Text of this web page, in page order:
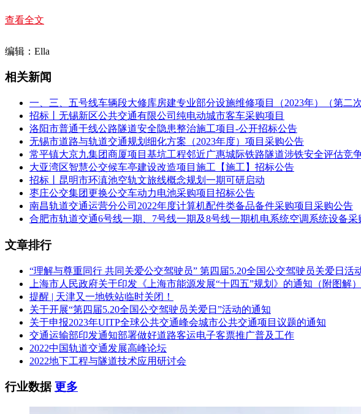
标项名称:喀什市公共交通完善提升项目-第一包(二次)
简要规格描述或项目基本概况介绍、用途：采购40辆新能源纯电动公交车，具体采
备注：
合同履约期限：标项 1，详见招标文件。
本项目(否)接受联合体投标。
二、申请人的资格要求：
1.满足《中华人民共和国政府采购法》第二十二条规定;
2.落实政府采购政策需满足的资格要求：标项1：本项目为非专门面向中小企业(
三、获取招标文件
时间：2024年11月28日至2024年12月05日，每天上午00:00至12:00，下午12:00至
地点：政采云平台线上
方式：供应商登录政采云平台https://www.zcygov.cn/在线申请获取采购文件(进入
商“获取采购文件”，页面跳转后登陆，直接获取采购文件。
售价(元)：0
四、提交投标文件截止时间、开标时间和地点
查看全文
编辑：Ella
相关新闻
一、三、五号线车辆段大修库房建专业部分设施维修项目（2023年）（第二
招标丨无锡新区公共交通有限公司纯电动城市客车采购项目
洛阳市普通干线公路隧道安全隐患整治施工项目-公开招标公告
无锡市道路与轨道交通规划细化方案（2023年度）项目采购公告
常平镇大京九集团商厦项目基坑工程邻近广惠城际铁路隧道涉铁安全评估竞
大亚湾区智慧公交候车亭建设改造项目施工【施工】招标公告
招标丨昆明市环滇池空轨文旅线概念规划一期可研启动
枣庄公交集团更换公交车动力电池采购项目招标公告
南昌轨道交通运营分公司2022年度计算机配件类备品备件采购项目采购公告
合肥市轨道交通6号线一期、7号线一期及8号线一期机电系统空调系统设备
文章排行
“理解与尊重同行 共同关爱公交驾驶员” 第四届5.20全国公交驾驶员关爱日活
上海市人民政府关于印发《上海市能源发展“十四五”规划》的通知（附图解）
提醒 | 天津又一地铁站临时关闭！
关于开展“第四届5.20全国公交驾驶员关爱日”活动的通知
关于申报2023年UITP全球公共交通峰会城市公共交通项目议题的通知
交通运输部印发通知部署做好道路客运电子客票推广普及工作
2022中国轨道交通发展高峰论坛
2022地下工程与隧道技术应用研讨会
行业数据更多